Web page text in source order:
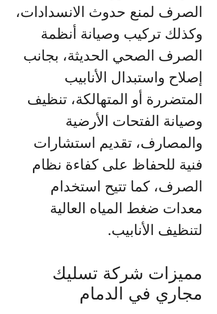
الصرف لمنع حدوث الانسدادات،
وكذلك تركيب وصيانة أنظمة
الصرف الصحي الحديثة، بجانب
إصلاح واستبدال الأنابيب
المتضررة أو المتهالكة، تنظيف
وصيانة الفتحات الأرضية
والمصارف، تقديم استشارات
فنية للحفاظ على كفاءة نظام
الصرف، كما تتيح استخدام
معدات ضغط المياه العالية
لتنظيف الأنابيب.
مميزات شركة تسليك
مجاري في الدمام